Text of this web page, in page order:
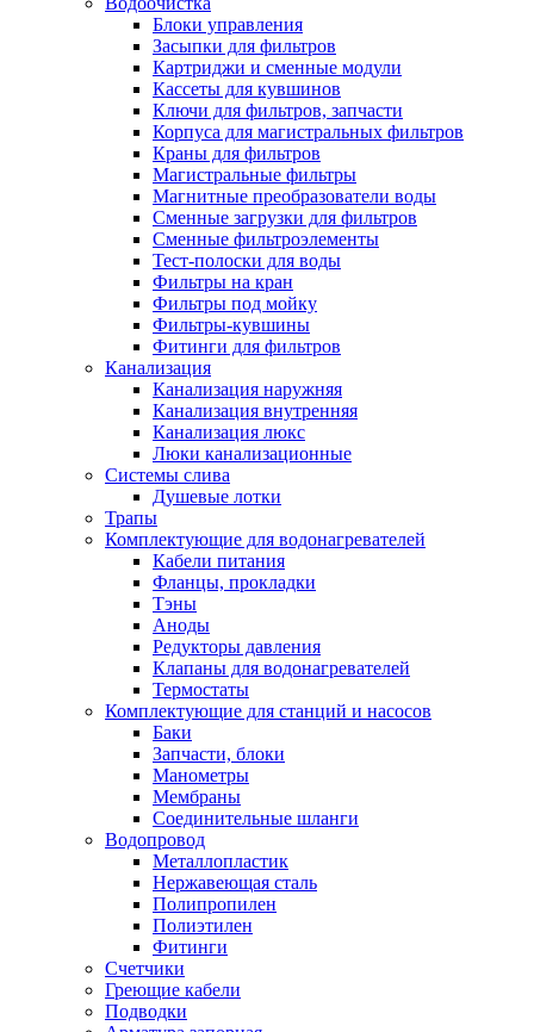
Полезные статьи
Новости и Акции
Оплата и доставка
Сервис-центр
Адреса Сервис-центров
Условия возврата товара
Обмен и возврат товара
Блоки управления
Засыпки для фильтров
Картриджи и сменные модули
Кассеты для кувшинов
Ключи для фильтров, запчасти
Корпуса для магистральных фильтров
Краны для фильтров
Магистральные фильтры
Магнитные преобразователи воды
Сменные загрузки для фильтров
Сменные фильтроэлементы
Тест-полоски для воды
Фильтры на кран
Фильтры под мойку
Фильтры-кувшины
Фитинги для фильтров
Канализация
Канализация наружняя
Канализация внутренняя
Канализация люкс
Люки канализационные
Системы слива
Душевые лотки
Трапы
Комплектующие для водонагревателей
Кабели питания
Фланцы, прокладки
Тэны
Аноды
Редукторы давления
Клапаны для водонагревателей
Термостаты
Комплектующие для станций и насосов
Баки
Запчасти, блоки
Манометры
Мембраны
Соединительные шланги
Водопровод
Металлопластик
Нержавеющая сталь
Полипропилен
Полиэтилен
Фитинги
Счетчики
Греющие кабели
Подводки